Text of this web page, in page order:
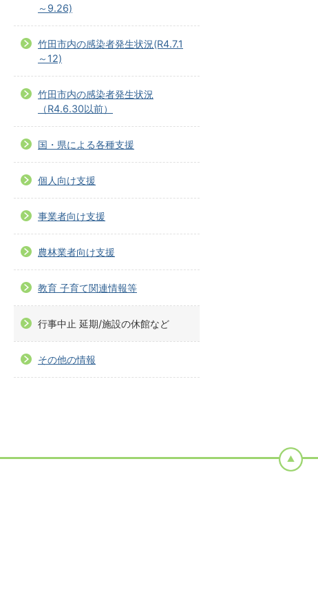
～9.26)
竹田市内の感染者発生状況(R4.7.1
～12)
竹田市内の感染者発生状況
（R4.6.30以前）
国・県による各種支援
個人向け支援
事業者向け支援
農林業者向け支援
教育 子育て関連情報等
行事中止 延期/施設の休館など
その他の情報